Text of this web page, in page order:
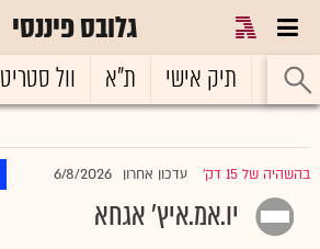
גלובס פיננסי
ראשי תיק אישי ת"א וול סטריט
בהשהיה של 15 דק' עדכון אחרון 6/8/2026
יו.אמ.איץ' אגחא